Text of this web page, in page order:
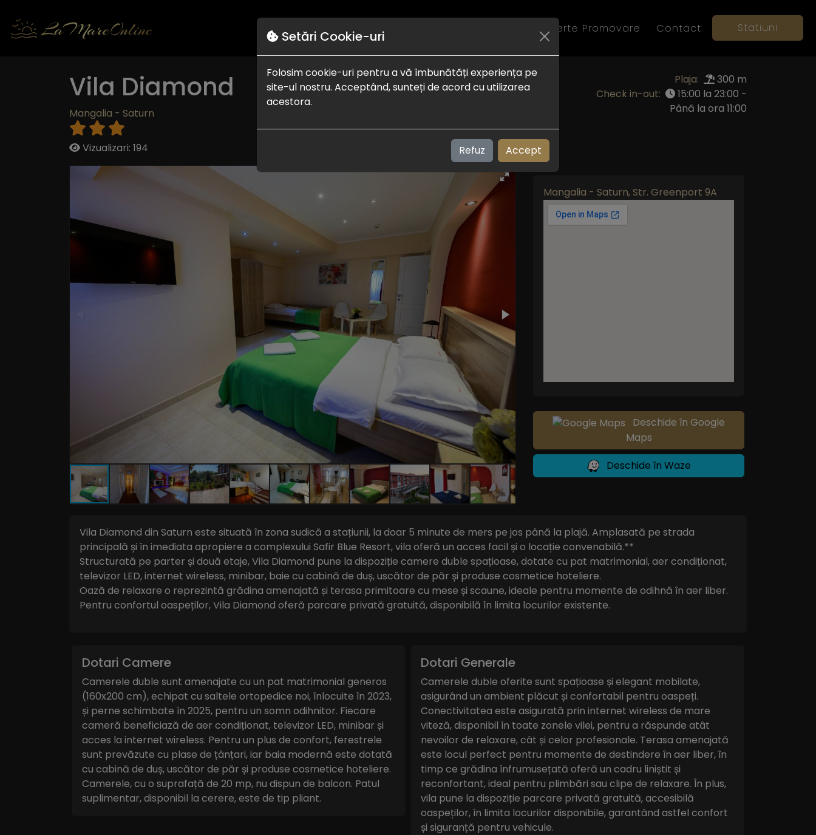
Autentificare Puncte de interes Oferte Promovare Contact Statiuni
Vila Diamond
Mangalia - Saturn
Vizualizari: 194
Plaja:
300 m
Check in-out:
15:00 la 23:00 -
Până la ora 11:00
Mangalia - Saturn, Str. Greenport 9A
Deschide în Google
Maps
Deschide în Waze
Vila Diamond din Saturn este situată în zona sudică a stațiunii, la doar 5 minute de mers pe jos până la plajă. Amplasată pe strada
principală și în imediata apropiere a complexului Safir Blue Resort, vila oferă un acces facil și o locație convenabilă.**
Structurată pe parter și două etaje, Vila Diamond pune la dispoziție camere duble spațioase, dotate cu pat matrimonial, aer condiționat,
televizor LED, internet wireless, minibar, baie cu cabină de duș, uscător de păr și produse cosmetice hoteliere.
Oază de relaxare o reprezintă grădina amenajată și terasa primitoare cu mese și scaune, ideale pentru momente de odihnă în aer liber.
Pentru confortul oaspeților, Vila Diamond oferă parcare privată gratuită, disponibilă în limita locurilor existente.
Dotari Camere
Camerele duble sunt amenajate cu un pat matrimonial generos
(160x200 cm), echipat cu saltele ortopedice noi, înlocuite în 2023,
și perne schimbate în 2025, pentru un somn odihnitor. Fiecare
cameră beneficiază de aer condiționat, televizor LED, minibar și
acces la internet wireless. Pentru un plus de confort, ferestrele
sunt prevăzute cu plase de țânțari, iar baia modernă este dotată
cu cabină de duș, uscător de păr și produse cosmetice hoteliere.
Camerele, cu o suprafață de 20 mp, nu dispun de balcon. Patul
suplimentar, disponibil la cerere, este de tip pliant.
Dotari Generale
Camerele duble oferite sunt spațioase și elegant mobilate,
asigurând un ambient plăcut și confortabil pentru oaspeți.
Conectivitatea este asigurată prin internet wireless de mare
viteză, disponibil în toate zonele vilei, pentru a răspunde atât
nevoilor de relaxare, cât și celor profesionale. Terasa amenajată
este locul perfect pentru momente de destindere în aer liber, în
timp ce grădina înfrumusețată oferă un cadru liniștit și
reconfortant, ideal pentru plimbări sau clipe de relaxare. În plus,
vila pune la dispoziție parcare privată gratuită, accesibilă
oaspeților, în limita locurilor disponibile, garantând astfel confort
și siguranță pentru vehicule.
Setări Cookie-uri
Folosim cookie-uri pentru a vă îmbunătăți experiența pe
site-ul nostru. Acceptând, sunteți de acord cu utilizarea
acestora.
Refuz Accept